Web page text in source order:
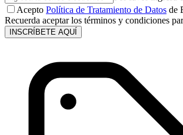
Acepto Política de Tratamiento de Datos de
Recuerda aceptar los términos y condiciones
INSCRÍBETE AQUÍ